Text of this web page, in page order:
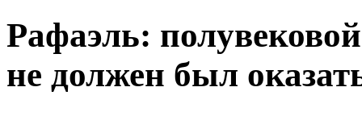
Рафаэль:
не должен был